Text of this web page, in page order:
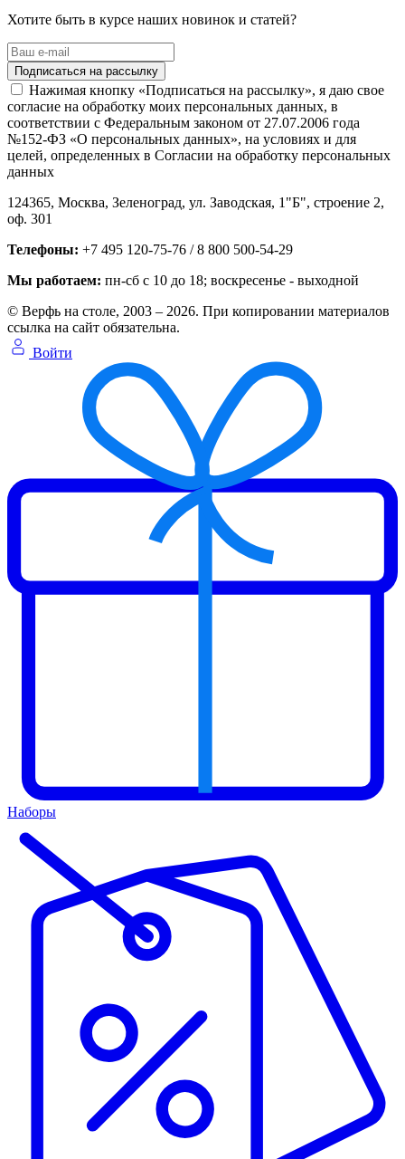
Хотите быть в курсе наших новинок и статей?
Нажимая кнопку «Подписаться на рассылку», я даю свое
согласие на обработку моих персональных данных, в
соответствии с Федеральным законом от 27.07.2006 года
№152-ФЗ «О персональных данных», на условиях и для
целей, определенных в Согласии на обработку персональных
данных
124365, Москва, Зеленоград, ул. Заводская, 1"Б", строение 2,
оф. 301
Телефоны: +7 495 120-75-76 / 8 800 500-54-29
Мы работаем: пн-сб с 10 до 18; воскресенье - выходной
© Верфь на столе, 2003 – 2026. При копировании материалов
ссылка на сайт обязательна.
Войти
Наборы